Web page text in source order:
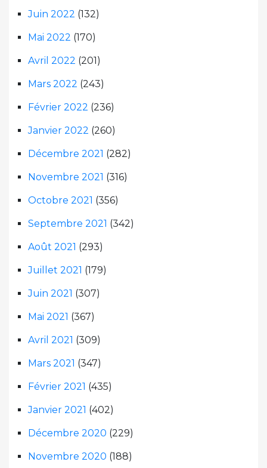
Juin 2022 (132)
Mai 2022 (170)
Avril 2022 (201)
Mars 2022 (243)
Février 2022 (236)
Janvier 2022 (260)
Décembre 2021 (282)
Novembre 2021 (316)
Octobre 2021 (356)
Septembre 2021 (342)
Août 2021 (293)
Juillet 2021 (179)
Juin 2021 (307)
Mai 2021 (367)
Avril 2021 (309)
Mars 2021 (347)
Février 2021 (435)
Janvier 2021 (402)
Décembre 2020 (229)
Novembre 2020 (188)